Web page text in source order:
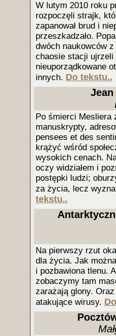
W lutym 2010 roku
rozpoczęli strajk,
zapanował brud i
przeszkadzało.
dwóch naukowców
chaosie stacji
nieuporządkowane
innych. Do tekstu..
Po śmierci Mesliera
manuskrypty,
pensees et des
krążyć wśród
wysokich cenach.
oczy widziałem i
postępki ludzi;
za życia, lecz
tekstu..
Na pierwszy rzut
dla życia. Jak
i pozbawiona tlenu.
zobaczymy tam
zarażają glony.
atakujące wirusy.